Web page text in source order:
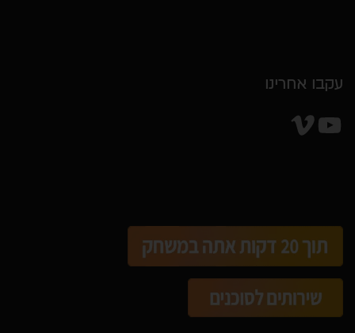
עקבו אחרינו
YouTube
Vimeo